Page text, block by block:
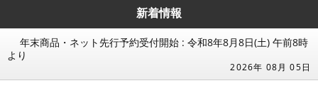
新着情報
年末商品・ネット先行予約受付開始 : 令和8年8月8日(土) 午前8時
より
2026年 08月 05日